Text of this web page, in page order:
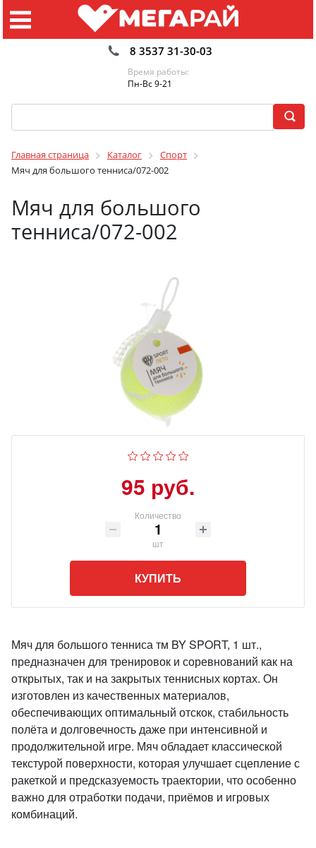
8 3537 31-30-03
Время работы:
Пн-Вс 9-21
Главная страница Каталог
Спорт
Мяч для большого тенниса/072-002
Мяч для большого
тенниса/072-002
95 руб.
Количество
шт
КУПИТЬ
Мяч для большого тенниса тм BY SPORT, 1 шт.,
предназначен для тренировок и соревнований как на
открытых, так и на закрытых теннисных кортах. Он
изготовлен из качественных материалов,
обеспечивающих оптимальный отскок, стабильность
полёта и долговечность даже при интенсивной и
продолжительной игре. Мяч обладает классической
текстурой поверхности, которая улучшает сцепление с
ракеткой и предсказуемость траектории, что особенно
важно для отработки подачи, приёмов и игровых
комбинаций.